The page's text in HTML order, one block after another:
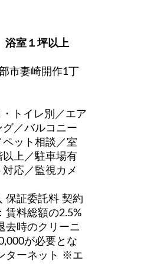
室１坪以上
市妻崎開作1丁
トイレ別／エア
／バルコニー
ット相談／室
上／駐車場有
応／監視カメ
保証委託料 契約
賃料総額の2.5%
去時のクリーニ
が必要とな
ターネット ※エ